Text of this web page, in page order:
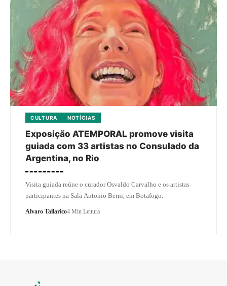
CULTURA NOTÍCIAS
Exposição ATEMPORAL promove visita
guiada com 33 artistas no Consulado da
Argentina, no Rio
Visita guiada reúne o curador Osvaldo Carvalho e os artistas
participantes na Sala Antonio Berni, em Botafogo.
Alvaro Tallarico4 Min Leitura